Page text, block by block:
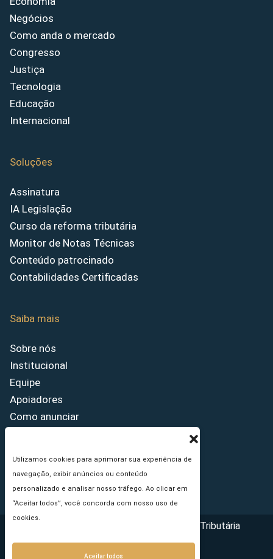
Utilizamos cookies para aprimorar sua experiência de
navegação, exibir anúncios ou conteúdo
personalizado e analisar nosso tráfego. Ao clicar em
“Aceitar todos”, você concorda com nosso uso de
cookies.
Aceitar todos
Negócios
Como anda o mercado
Congresso
Justiça
Tecnologia
Educação
Internacional
Soluções
Assinatura
IA Legislação
Curso da reforma tributária
Monitor de Notas Técnicas
Conteúdo patrocinado
Contabilidades Certificadas
Saiba mais
Sobre nós
Institucional
Equipe
Apoiadores
Como anunciar
Princípios Editoriais
Copyright © 2026 - Portal da Reforma Tributária